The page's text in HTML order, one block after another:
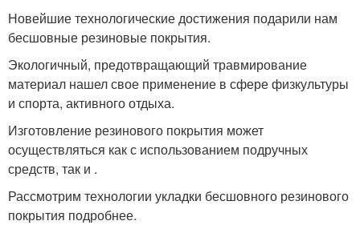
Новейшие технологические достижения подарили нам
бесшовные резиновые покрытия.
Экологичный, предотвращающий травмирование
материал нашел свое применение в сфере физкультуры
и спорта, активного отдыха.
Изготовление резинового покрытия может
осуществляться как с использованием подручных
средств, так и .
Рассмотрим технологии укладки бесшовного резинового
покрытия подробнее.